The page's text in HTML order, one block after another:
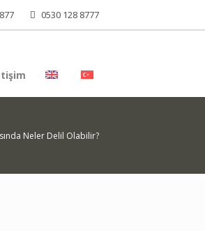
0530 128 8777
Neler Delil Olabilir?